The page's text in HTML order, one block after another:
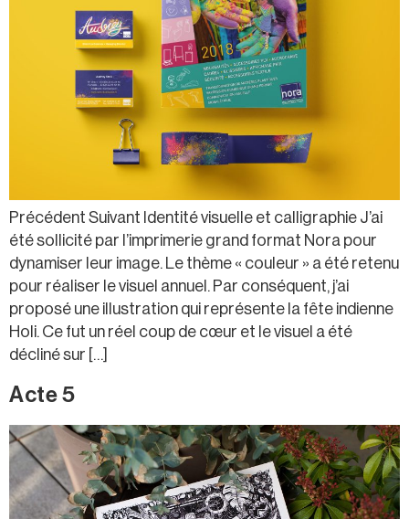
Précédent Suivant Identité visuelle et calligraphie J’ai
été sollicité par l’imprimerie grand format Nora pour
dynamiser leur image. Le thème « couleur » a été retenu
pour réaliser le visuel annuel. Par conséquent, j’ai
proposé une illustration qui représente la fête indienne
Holi. Ce fut un réel coup de cœur et le visuel a été
décliné sur […]
Acte 5